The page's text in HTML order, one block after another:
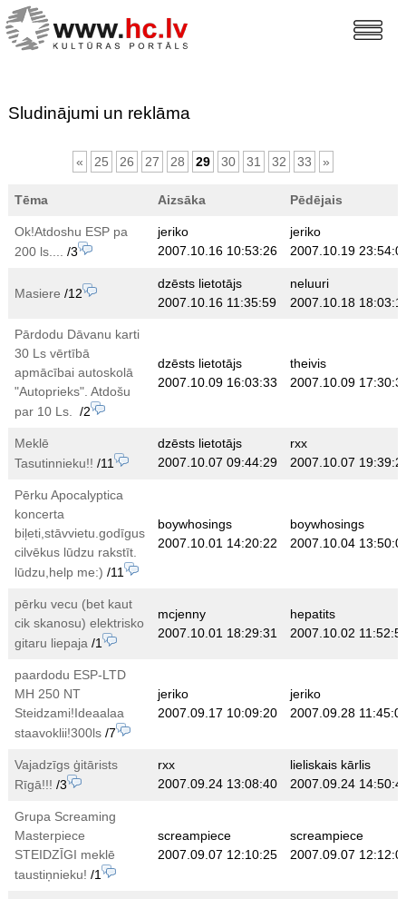
Sludinājumi un reklāma
« 25 26 27 28 29 30 31 32 33 »
Tēma Aizsāka Pēdējais
Ok!Atdoshu ESP pa
200 ls....
/3
jeriko
2007.10.16 10:53:26
jeriko
2007.10.19
Masiere /12
dzēsts lietotājs
2007.10.16 11:35:59
neluuri
2007.10.18
Pārdodu Dāvanu karti
30 Ls vērtībā
apmācībai autoskolā
"Autoprieks". Atdošu
par 10 Ls.
/2
dzēsts lietotājs
2007.10.09 16:03:33
theivis
2007.10.09
Meklē
Tasutinnieku!! /11
dzēsts lietotājs
2007.10.07 09:44:29
rxx
2007.10.07
Pērku Apocalyptica
koncerta
biļeti,stāvvietu.godīgus
cilvēkus lūdzu rakstīt.
lūdzu,help me:) /11
boywhosings
2007.10.01 14:20:22
boywhosings
2007.10.04
pērku vecu (bet kaut
cik skanosu) elektrisko
gitaru liepaja /1
mcjenny
2007.10.01 18:29:31
hepatits
2007.10.02
paardodu ESP-LTD
MH 250 NT
Steidzami!Ideaalaa
staavoklii!300ls/7
jeriko
2007.09.17 10:09:20
jeriko
2007.09.28
Vajadzīgs ģitārists
Rīgā!!! /3
rxx
2007.09.24 13:08:40
lieliskais kārlis
2007.09.24
Grupa Screaming
Masterpiece
STEIDZĪGI meklē
taustiņnieku! /1
screampiece
2007.09.07 12:10:25
screampiece
2007.09.07